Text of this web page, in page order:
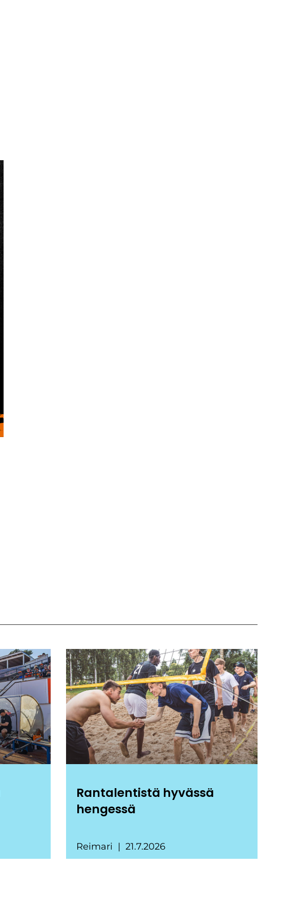
Rantalentistä hyvässä
hengessä
Reimari 21.7.2026